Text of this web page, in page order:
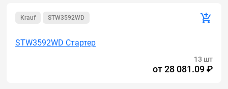
Krauf STW3592WD
STW3592WD Стартер
13 шт
от28 081.09 ₽